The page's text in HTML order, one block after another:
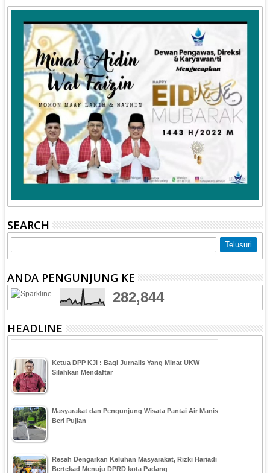
SEARCH
ANDA PENGUNJUNG KE
282,844
HEADLINE
Ketua DPP KJI : Bagi Jurnalis Yang Minat UKW
Silahkan Mendaftar
Masyarakat dan Pengunjung Wisata Pantai Air Manis
Beri Pujian
Resah Dengarkan Keluhan Masyarakat, Rizki Hariadi
Bertekad Menuju DPRD kota Padang